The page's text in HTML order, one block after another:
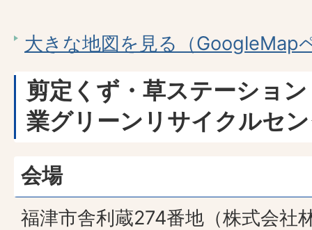
大きな地図を見る（GoogleMap
剪定くず・草ステーショ
業グリーンリサイクルセ
会場
福津市舎利蔵274番地（株式会社